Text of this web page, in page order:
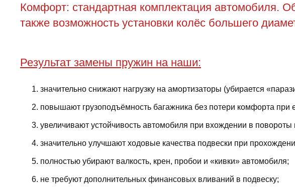
Комфорт: стандартная комплектация автомобиля.
также возможность установки колёс большего
Результат замены пружин на наши:
значительно снижают нагрузку на амортизаторы (убирается
повышают грузоподъёмность багажника без потери комфорта при
увеличивают устойчивость автомобиля при вхождении в
значительно улучшают ходовые качества подвески при
полностью убирают валкость, крен, пробои и «кивки» автомобиля;
не требуют дополнительных финансовых вливаний в подвеску;